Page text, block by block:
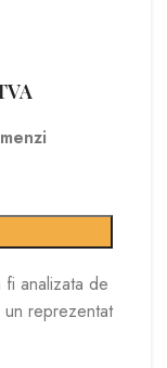
analizata de
reprezentat